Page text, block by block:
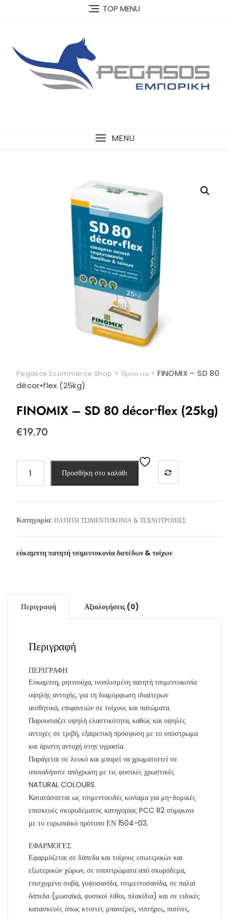
TOP MENU
MENU
Pegasos Ecommerce Shop > Προϊόντα>FINOMIX – SD 80
décor•flex (25kg)
FINOMIX – SD 80 décor•flex (25kg)
€19.70
80
décor•flex
(25kg)
ποσότητα
Προσθήκη στο καλάθι
Κατηγορία: ΠΑΤΗΤΗ ΤΣΙΜΕΝΤΟΚΟΝΙΑ & ΤΕΧΝΟΤΡΟΠΙΕΣ
εύκαμπτη πατητή τσιμεντοκονία δαπέδων & τοίχων
Περιγραφή Αξιολογήσεις (0)
Περιγραφή
ΠΕΡΙΓΡΑΦΗ
Εύκαμπτη, ρητινούχα, ινοπλισμένη πατητή τσιμεντοκονία
υψηλής αντοχής, για τη διαμόρφωση ιδιαίτερων
αισθητικά, επιφανειών σε τοίχους και πατώματα.
Παρουσιάζει υψηλή ελαστικότητα, καθώς και υψηλές
αντοχές σε τριβή, εξαιρετική πρόσφυση με το υπόστρωμα
και άριστη αντοχή στην υγρασία.
Παράγεται σε λευκό και μπορεί να χρωματιστεί σε
οποιαδήποτε απόχρωση με τις φυσικές χρωστικές
NATURAL COLOURS.
Κατατάσσεται ως τσιμεντοειδές κονίαμα για μη-δομικές
επισκευές σκυροδέματος κατηγορίας PCC R2 σύμφωνα
με το ευρωπαϊκό πρότυπο ΕΝ 1504-03.
ΕΦΑΡΜΟΓΕΣ
Εφαρμόζεται σε δάπεδα και τοίχους εσωτερικών και
εξωτερικών χώρων, σε υποστρώματα από σκυρόδεμα,
ενισχυμένο σοβά, γυψοσανίδα, τσιμεντοσανίδα, σε παλιά
δάπεδα (μωσαϊκά, φυσικοί λίθοι, πλακίδια) και σε ειδικές
κατασκευές όπως κτιστές μπανιέρες, νιπτήρες, πισίνες,